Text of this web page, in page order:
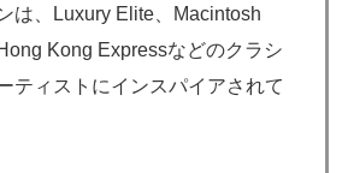
は、Luxury Elite、Macintosh
Kong Expressなどのクラシ
ティストにインスパイアされて